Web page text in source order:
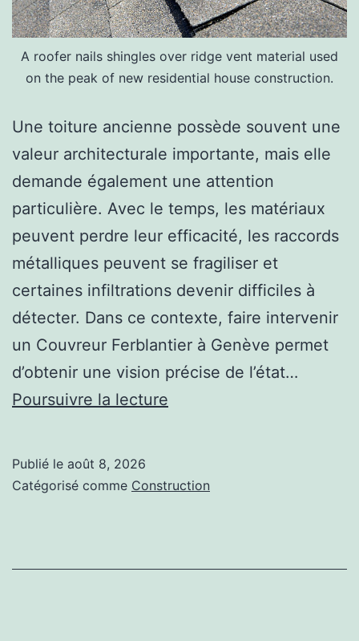
A roofer nails shingles over ridge vent material used
on the peak of new residential house construction.
Une toiture ancienne possède souvent une
valeur architecturale importante, mais elle
demande également une attention
particulière. Avec le temps, les matériaux
peuvent perdre leur efficacité, les raccords
métalliques peuvent se fragiliser et
certaines infiltrations devenir difficiles à
détecter. Dans ce contexte, faire intervenir
un Couvreur Ferblantier à Genève permet
d’obtenir une vision précise de l’état…
Poursuivre la lecture
à
Publié le août 8, 2026
Catégorisé comme Construction